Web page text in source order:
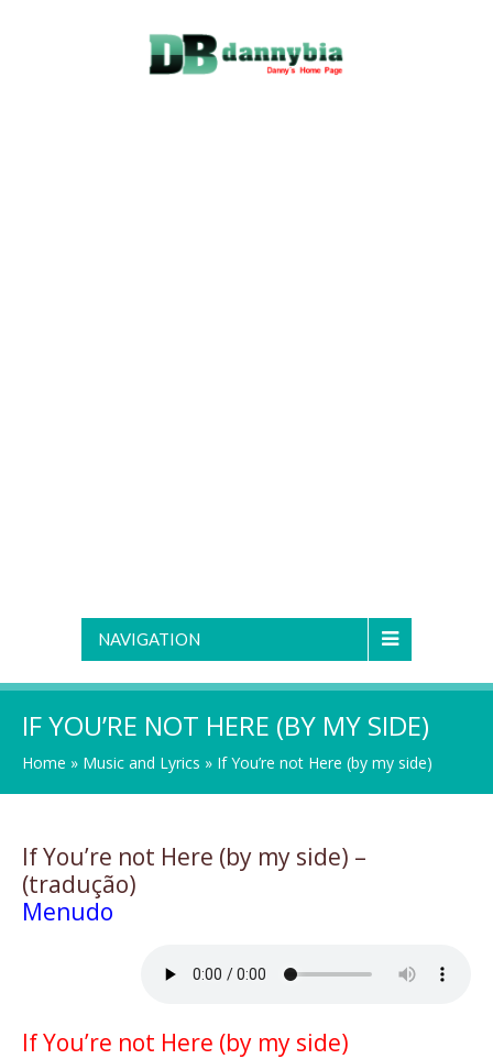
NAVIGATION
IF YOU’RE NOT HERE (BY MY SIDE)
Home » Music and Lyrics » If You’re not Here (by my side)
If You’re not Here (by my side) –
(tradução)
Menudo
If You’re not Here (by my side)